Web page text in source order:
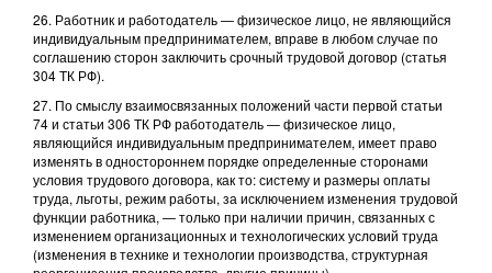
26. Работник и работодатель — физическое лицо, не являющийся
индивидуальным предпринимателем, вправе в любом случае по
соглашению сторон заключить срочный трудовой договор (статья
304 ТК РФ).
27. По смыслу взаимосвязанных положений части первой статьи
74 и статьи 306 ТК РФ работодатель — физическое лицо,
являющийся индивидуальным предпринимателем, имеет право
изменять в одностороннем порядке определенные сторонами
условия трудового договора, как то: систему и размеры оплаты
труда, льготы, режим работы, за исключением изменения трудовой
функции работника, — только при наличии причин, связанных с
изменением организационных и технологических условий труда
(изменения в технике и технологии производства, структурная